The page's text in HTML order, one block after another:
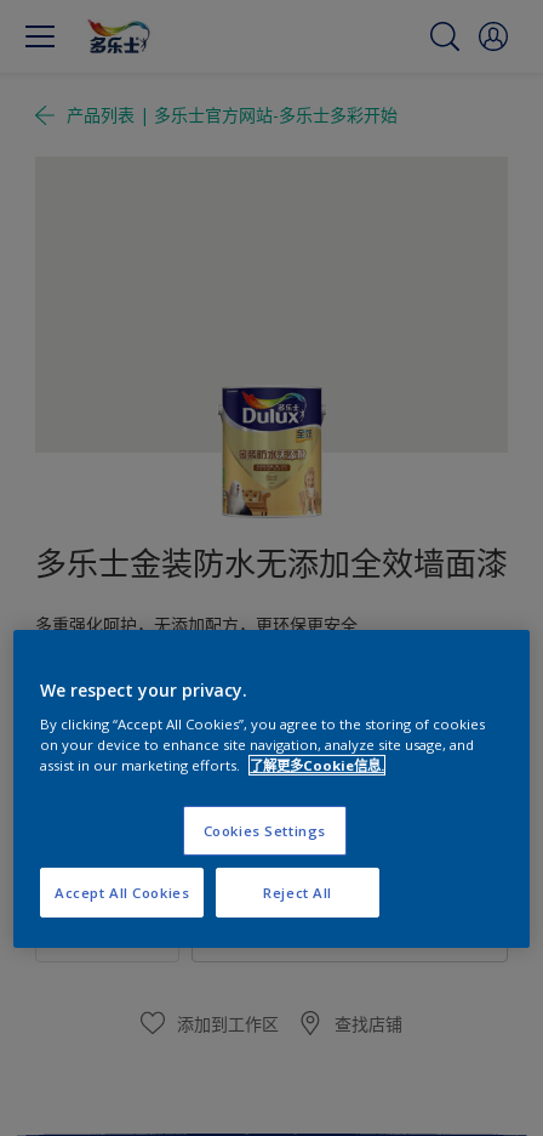
产品列表 | 多乐士官方网站-多乐士多彩开始
多乐士金装防水无添加全效墙面漆
多重强化呵护，无添加配方，更环保更安全
白色
尺寸
数量
添加到工作区 查找店铺
We respect your privacy.
By clicking “Accept All Cookies”, you agree to the storing of cookies
on your device to enhance site navigation, analyze site usage, and
assist in our marketing efforts.
了解更多Cookie信息.
Cookies Settings
Reject All
Accept All Cookies